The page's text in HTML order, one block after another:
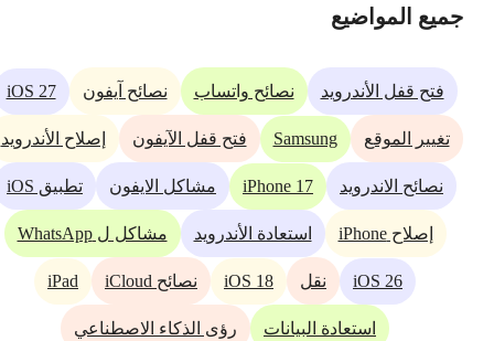
جميع المواضيع
فتح قفل الأندرويد نصائح واتساب نصائح آيفون iOS 27
تغيير الموقع Samsung فتح قفل الآيفون إصلاح الأندرويد
نصائح الاندرويد iPhone 17 مشاكل الايفون تطبيق iOS
إصلاح iPhone استعادة الأندرويد مشاكل ل WhatsApp
iOS 26 نقل iOS 18 نصائح iCloud iPad
استعادة البيانات رؤى الذكاء الاصطناعي